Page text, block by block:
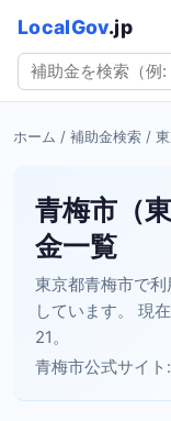
LocalGov.jp
ホーム / 補助金検索 /
青梅市（
金一覧
東京都青梅市で
しています。 現
21。
青梅市公式サイト: